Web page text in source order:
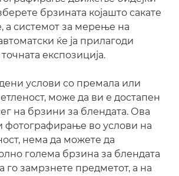
брзината којашто сакате
а системот за мерење на
ќе ја прилагоди
експозиција.
услови со премала или
може да ви е достапен
на брзини за блендата. Ова
фотографирање во услови на
нема да можете да
голема брзина за блендата
го замрзнете предметот, а на